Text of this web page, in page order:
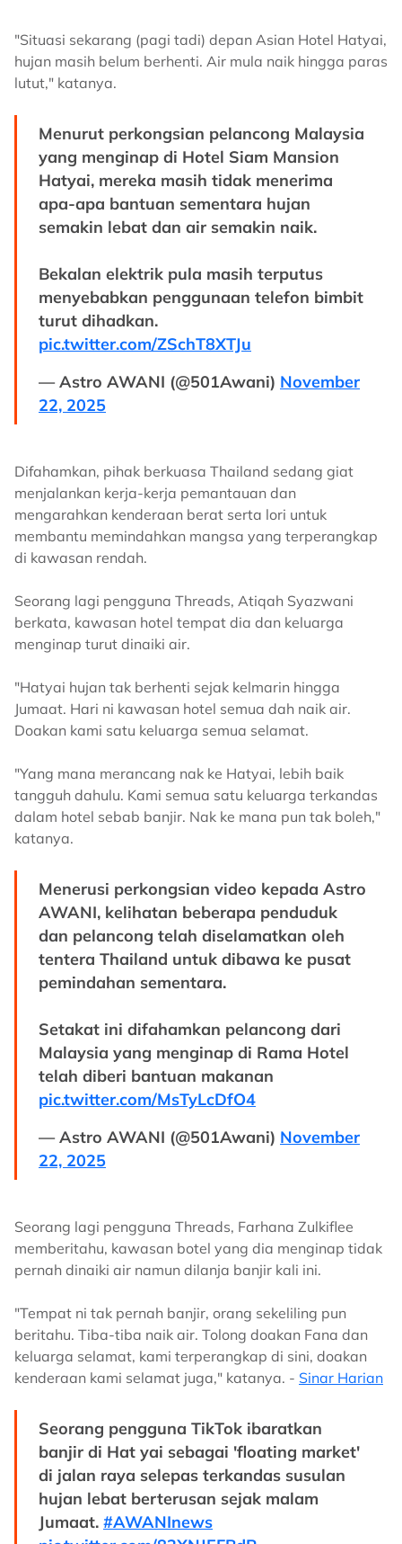
"Situasi sekarang (pagi tadi) depan Asian Hotel Hatyai,
hujan masih belum berhenti. Air mula naik hingga paras
lutut," katanya.
Menurut perkongsian pelancong Malaysia
yang menginap di Hotel Siam Mansion
Hatyai, mereka masih tidak menerima
apa-apa bantuan sementara hujan
semakin lebat dan air semakin naik.
Bekalan elektrik pula masih terputus
menyebabkan penggunaan telefon bimbit
turut dihadkan.
pic.twitter.com/ZSchT8XTJu
— Astro AWANI (@501Awani) November
22, 2025
Difahamkan, pihak berkuasa Thailand sedang giat
menjalankan kerja-kerja pemantauan dan
mengarahkan kenderaan berat serta lori untuk
membantu memindahkan mangsa yang terperangkap
di kawasan rendah.
Seorang lagi pengguna Threads, Atiqah Syazwani
berkata, kawasan hotel tempat dia dan keluarga
menginap turut dinaiki air.
"Hatyai hujan tak berhenti sejak kelmarin hingga
Jumaat. Hari ni kawasan hotel semua dah naik air.
Doakan kami satu keluarga semua selamat.
"Yang mana merancang nak ke Hatyai, lebih baik
tangguh dahulu. Kami semua satu keluarga terkandas
dalam hotel sebab banjir. Nak ke mana pun tak boleh,"
katanya.
Menerusi perkongsian video kepada Astro
AWANI, kelihatan beberapa penduduk
dan pelancong telah diselamatkan oleh
tentera Thailand untuk dibawa ke pusat
pemindahan sementara.
Setakat ini difahamkan pelancong dari
Malaysia yang menginap di Rama Hotel
telah diberi bantuan makanan
pic.twitter.com/MsTyLcDfO4
— Astro AWANI (@501Awani) November
22, 2025
Seorang lagi pengguna Threads, Farhana Zulkiflee
memberitahu, kawasan botel yang dia menginap tidak
pernah dinaiki air namun dilanja banjir kali ini.
"Tempat ni tak pernah banjir, orang sekeliling pun
beritahu. Tiba-tiba naik air. Tolong doakan Fana dan
keluarga selamat, kami terperangkap di sini, doakan
kenderaan kami selamat juga," katanya. - Sinar Harian
Seorang pengguna TikTok ibaratkan
banjir di Hat yai sebagai 'floating market'
di jalan raya selepas terkandas susulan
hujan lebat berterusan sejak malam
Jumaat. #AWANInews